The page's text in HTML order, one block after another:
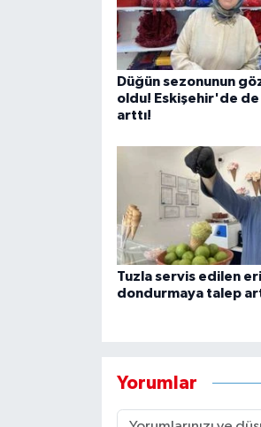
Düğün sezonunun
oldu! Eskişehir'de
arttı!
Tuzla servis edilen
dondurmaya talep
Yorumlar